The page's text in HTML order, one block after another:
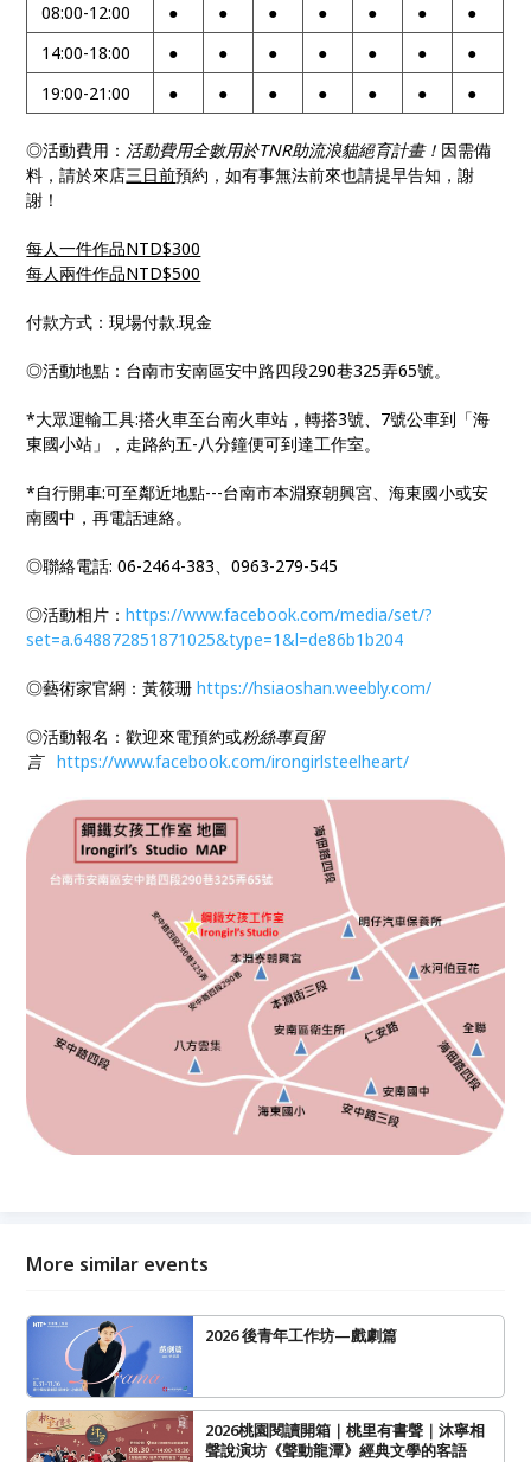
08:00-12:00
● ● ● ● ● ●
●
14:00-18:00
● ● ● ● ● ●
●
19:00-21:00
● ● ● ● ● ● ●
◎活動費用： 活動費用全數用於TNR助流浪貓絕育計畫！ 因需備
料，請於來店三日前預約，如有事無法前來也請提早告知，謝
謝！
每人一件作品NTD$300
每人兩件作品NTD$500
付款方式：現場付款.現金
◎活動地點：台南市安南區安中路四段290巷325弄65號。
*大眾運輸工具:搭火車至台南火車站，轉搭3號、7號公車到「海
東國小站」，走路約五-八分鐘便可到達工作室。
*自行開車:可至鄰近地點---台南市本淵寮朝興宮、海東國小或安
南國中，再電話連絡。
◎聯絡電話: 06-2464-383、0963-279-545
◎活動相片：https://www.facebook.com/media/set/?
set=a.648872851871025&type=1&l=de86b1b204
◎藝術家官網：黃筱珊https://hsiaoshan.weebly.com/
◎活動報名：歡迎來電預約或粉絲專頁留
言 https://www.facebook.com/irongirlsteelheart/
More similar events
2026 後青年工作坊—戲劇篇
2026桃園閱讀開箱｜桃里有書聲｜沐寧相
聲說演坊《聲動龍潭》經典文學的客語